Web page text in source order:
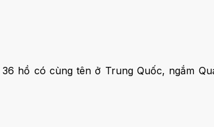
hồ có cùng tên ở Trung Quốc, ngắm